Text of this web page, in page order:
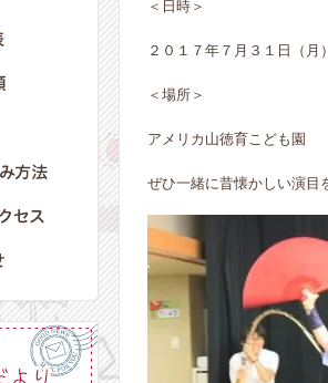
＜日時＞
２０１７年７月３１日（
＜場所＞
アメリカ山徳育こども園
ぜひ一緒に昔懐かしい演目